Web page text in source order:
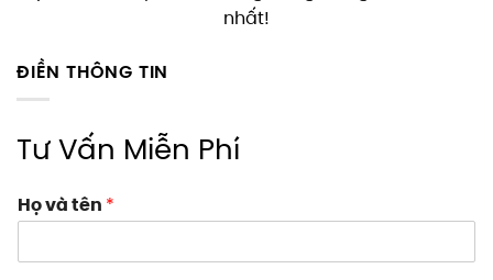
nhất!
ĐIỀN THÔNG TIN
Tư Vấn Miễn Phí
Họ và tên *